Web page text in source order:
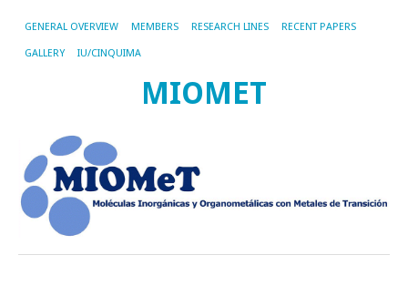
GENERAL OVERVIEW MEMBERS RESEARCH LINES RECENT PAPERS
GALLERY IU/CINQUIMA
MIOMET